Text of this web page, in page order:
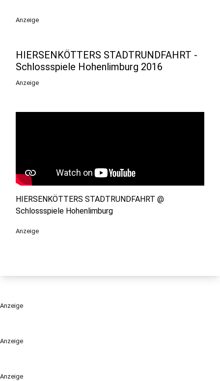
Anzeige
Anzeige
Anzeige
HIERSENKÖTTERS STADTRUNDFAHRT -
Schlossspiele Hohenlimburg 2016
Anzeige
HIERSENKÖTTERS STADTRUNDFAHRT @
Schlossspiele Hohenlimburg
Anzeige
Anzeige